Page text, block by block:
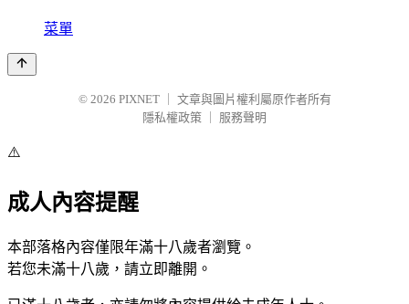
菜單
© 2026 PIXNET
文章與圖片權利屬原作者所有
隱私權政策
服務聲明
⚠️
成人內容提醒
本部落格內容僅限年滿十八歲者瀏覽。
若您未滿十八歲，請立即離開。